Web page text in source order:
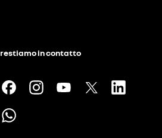
restiamo in contatto